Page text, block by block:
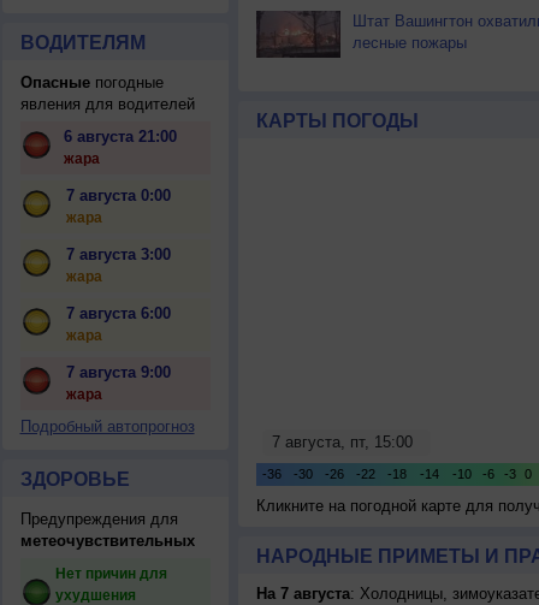
ВОДИТЕЛЯМ
Опасныепогодные
явления для водителей
6 августа 21:00
жара
7 августа 0:00
жара
7 августа 3:00
жара
7 августа 6:00
жара
7 августа 9:00
жара
Подробный автопрогноз
ЗДОРОВЬЕ
Предупреждения для
метеочувствительных
Нет причин для
ухудшения
Штат Вашингтон
лесные пожары
КАРТЫ ПОГОДЫ
Кликните на погодной карте для
НАРОДНЫЕ ПРИМЕТЫ И
На 7 августа: Холодницы,